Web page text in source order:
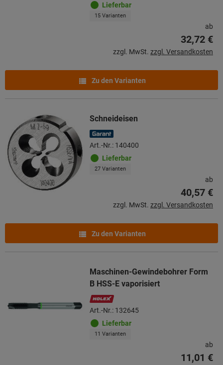
Lieferbar
15 Varianten
ab
32,72 €
zzgl. MwSt. zzgl. Versandkosten
Zu den Varianten
Schneideisen
Art.-Nr.: 140400
Lieferbar
27 Varianten
ab
40,57 €
zzgl. MwSt. zzgl. Versandkosten
Zu den Varianten
Maschinen-Gewindebohrer Form
B HSS-E vaporisiert
Art.-Nr.: 132645
Lieferbar
11 Varianten
ab
11,01 €